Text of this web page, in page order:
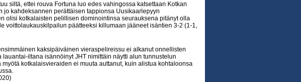
siltä, ettei rouva Fortuna luo edes vahingossa katsettaan Kotkan
jo kahdeksannen perättäisen tappionsa Uusikaarlepyyn
olisi kotkalaisten pelillisen dominointinsa seurauksena pitänyt olla
voittolaukauskilpailun päätteeksi killumaan jääneet isäntien 3-2 (1-1,
kaksipäiväinen vieraspelireissu ei alkanut onnellisten
iltana isännöinyt JHT nimittäin näytti alun tunnustelun
kotkalaisvieraiden ei muuta auttanut, kuin alistua kohtaloonsa